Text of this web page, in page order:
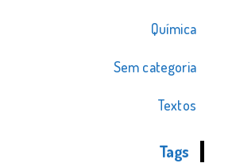
Química
Sem categoria
Textos
Tags